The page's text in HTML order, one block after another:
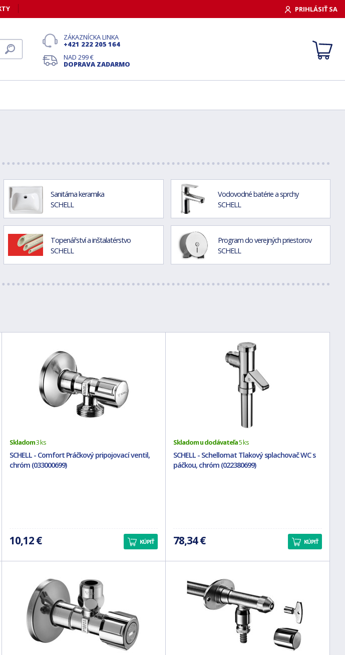
PRIHLÁSIŤ SA
ZÁKAZNÍCKA LINKA
+421 222 205 164
NAD 299 €
DOPRAVA ZADARMO
Sanitárna keramika
SCHELL
Vodovodné batérie a sprchy
SCHELL
Topenářství a inštalatérstvo
SCHELL
Program do verejných priestorov
SCHELL
Skladom3 ks
SCHELL - Comfort Práčkový pripojovací ventil,
chróm (033000699)
10,12 € KÚPIŤ
Skladom u dodávateľa5 ks
SCHELL - Schellomat Tlakový splachovač WC s
páčkou, chróm (022380699)
78,34 € KÚPIŤ